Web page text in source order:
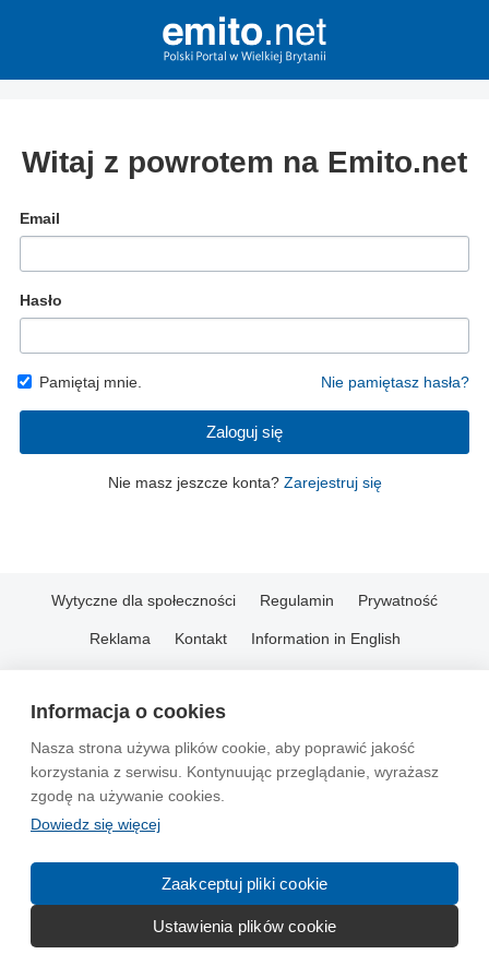
Informacja o cookies
Nasza strona używa plików cookie, aby poprawić jakość
korzystania z serwisu. Kontynuując przeglądanie, wyrażasz
zgodę na używanie cookies.
Dowiedz się więcej
Zaakceptuj pliki cookie
Ustawienia plików cookie
Witaj z powrotem na Emito.net
Email
Hasło
Pamiętaj mnie. Nie pamiętasz hasła?
Zaloguj się
Nie masz jeszcze konta? Zarejestruj się
Wytyczne dla społeczności Regulamin Prywatność
Reklama Kontakt Information in English